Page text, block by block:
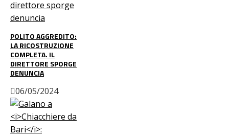
POLITO AGGREDITO:
LA RICOSTRUZIONE
COMPLETA. IL
DIRETTORE SPORGE
DENUNCIA
06/05/2024